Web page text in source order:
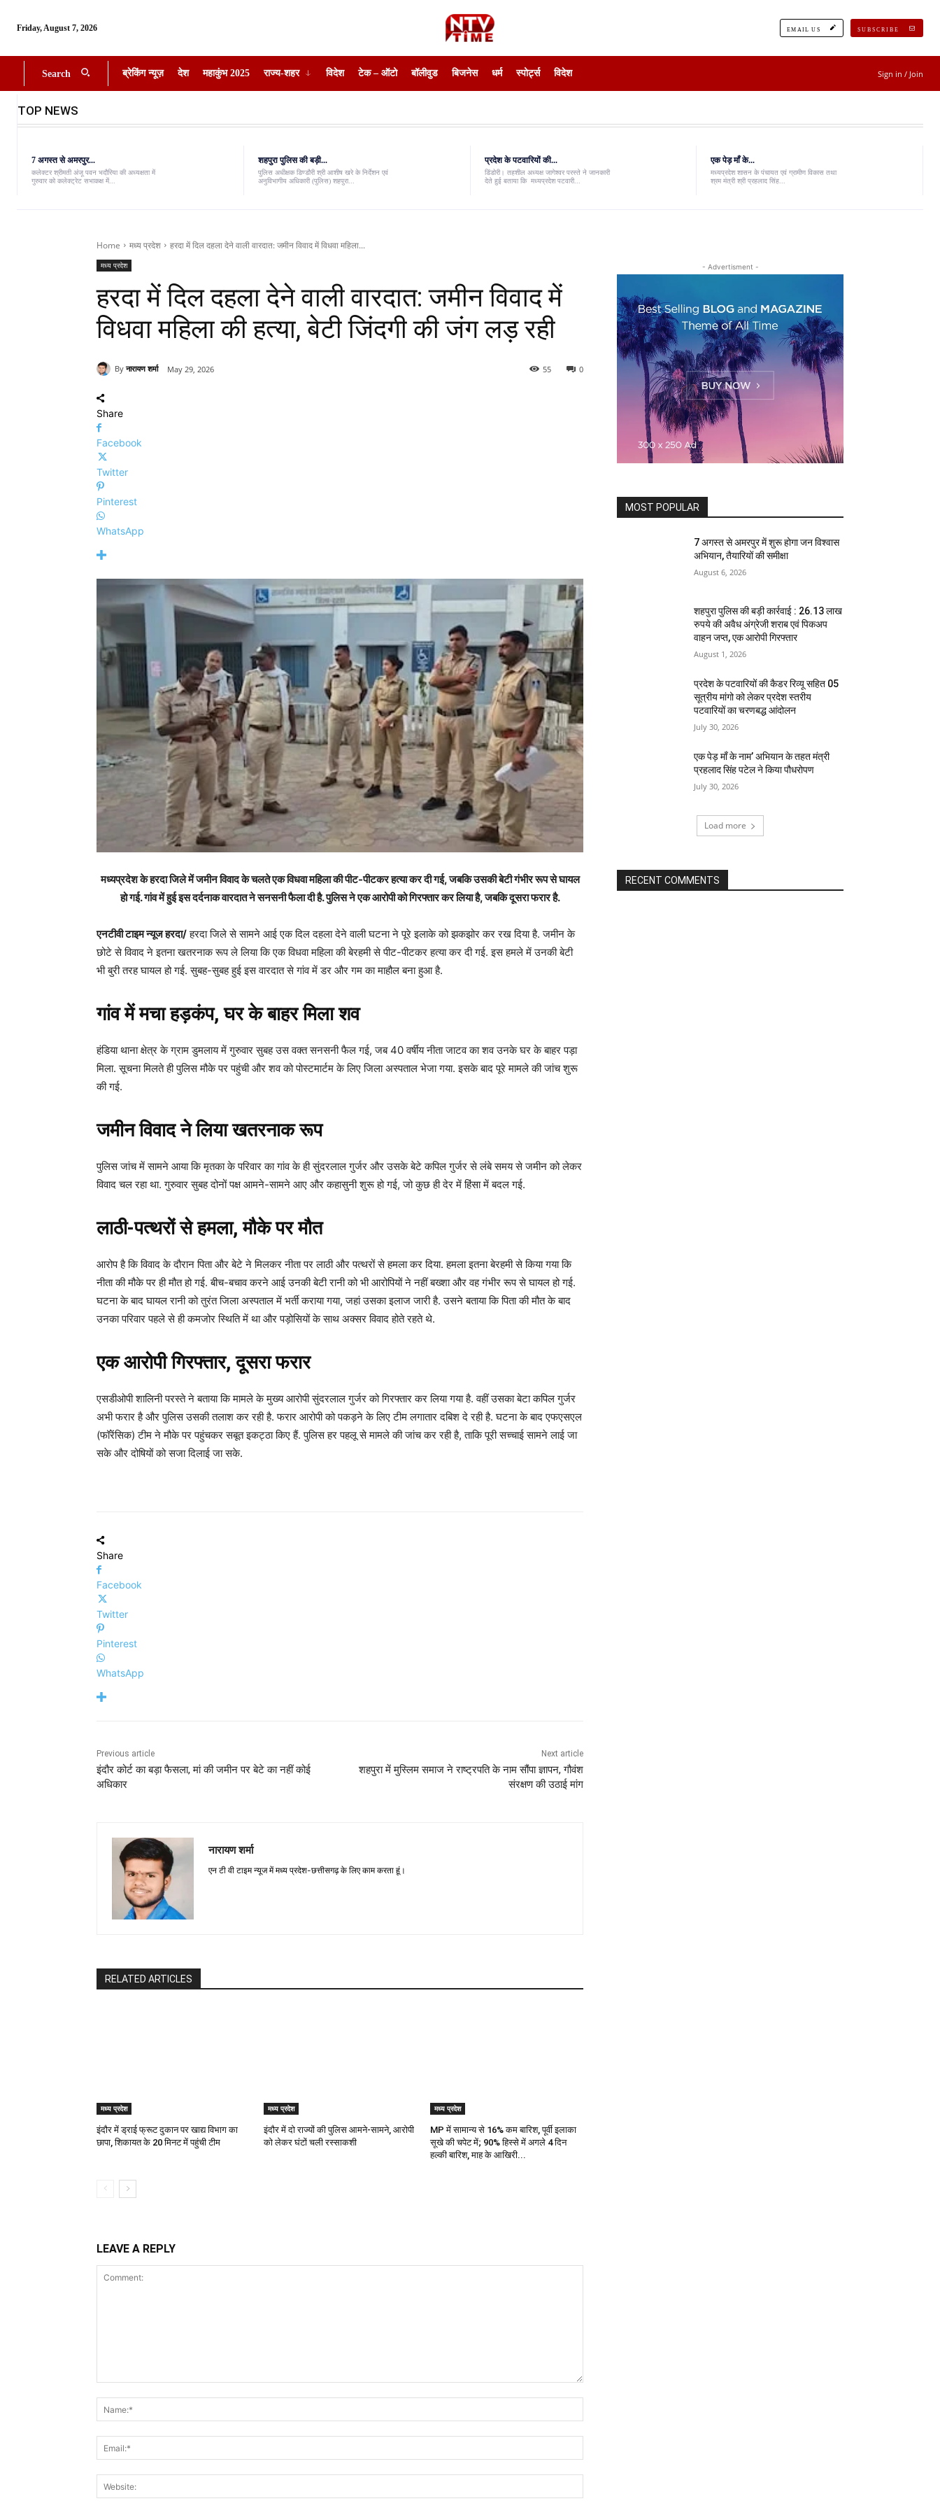
Friday, August 7, 2026 EMAIL US SUBSCRIBE
Search ब्रेकिंग न्यूज़ देश महाकुंभ 2025 राज्य-शहर विदेश टेक – ऑटो बॉलीवुड बिजनेस धर्म स्पोर्ट्स विदेश Sign in / Join
TOP NEWS
7 अगस्त से अमरपुर...
कलेक्टर श्रीमती अंजू पवन भदौरिया की अध्यक्षता में
गुरुवार को कलेक्ट्रेट सभाकक्ष में...
शहपुरा पुलिस की बड़ी...
पुलिस अधीक्षक डिण्डौरी श्री आशीष खरे के निर्देशन एवं
अनुविभागीय अधिकारी (पुलिस) शहपुरा...
प्रदेश के पटवारियों की...
डिंडोरी। तहशील अध्यक्ष जागेश्वर परस्ते ने जानकारी
देते हुई बताया कि मध्यप्रदेश पटवारी...
एक पेड़ माँ के...
मध्यप्रदेश शासन के पंचायत एवं ग्रामीण विकास तथा
श्रम मंत्री श्री प्रहलाद सिंह...
Home मध्य प्रदेश हरदा में दिल दहला देने वाली वारदात: जमीन विवाद में विधवा महिला...
मध्य प्रदेश
हरदा में दिल दहला देने वाली वारदात: जमीन विवाद में
विधवा महिला की हत्या, बेटी जिंदगी की जंग लड़ रही
By नारायण शर्मा May 29, 2026 0
55
Share
Facebook
Twitter
Pinterest
WhatsApp
मध्यप्रदेश के हरदा जिले में जमीन विवाद के चलते एक विधवा महिला की पीट-पीटकर हत्या कर दी गई, जबकि उसकी बेटी गंभीर रूप से घायल
हो गई. गांव में हुई इस दर्दनाक वारदात ने सनसनी फैला दी है. पुलिस ने एक आरोपी को गिरफ्तार कर लिया है, जबकि दूसरा फरार है.
एनटीवी टाइम न्यूज हरदा/हरदा जिले से सामने आई एक दिल दहला देने वाली घटना ने पूरे इलाके को झकझोर कर रख दिया है. जमीन के
छोटे से विवाद ने इतना खतरनाक रूप ले लिया कि एक विधवा महिला की बेरहमी से पीट-पीटकर हत्या कर दी गई. इस हमले में उनकी बेटी
भी बुरी तरह घायल हो गई. सुबह-सुबह हुई इस वारदात से गांव में डर और गम का माहौल बना हुआ है.
गांव में मचा हड़कंप, घर के बाहर मिला शव
हंडिया थाना क्षेत्र के ग्राम डुमलाय में गुरुवार सुबह उस वक्त सनसनी फैल गई, जब 40 वर्षीय नीता जाटव का शव उनके घर के बाहर पड़ा
मिला. सूचना मिलते ही पुलिस मौके पर पहुंची और शव को पोस्टमार्टम के लिए जिला अस्पताल भेजा गया. इसके बाद पूरे मामले की जांच शुरू
की गई.
जमीन विवाद ने लिया खतरनाक रूप
पुलिस जांच में सामने आया कि मृतका के परिवार का गांव के ही सुंदरलाल गुर्जर और उसके बेटे कपिल गुर्जर से लंबे समय से जमीन को लेकर
विवाद चल रहा था. गुरुवार सुबह दोनों पक्ष आमने-सामने आए और कहासुनी शुरू हो गई, जो कुछ ही देर में हिंसा में बदल गई.
लाठी-पत्थरों से हमला, मौके पर मौत
आरोप है कि विवाद के दौरान पिता और बेटे ने मिलकर नीता पर लाठी और पत्थरों से हमला कर दिया. हमला इतना बेरहमी से किया गया कि
नीता की मौके पर ही मौत हो गई. बीच-बचाव करने आई उनकी बेटी रानी को भी आरोपियों ने नहीं बख्शा और वह गंभीर रूप से घायल हो गई.
घटना के बाद घायल रानी को तुरंत जिला अस्पताल में भर्ती कराया गया, जहां उसका इलाज जारी है. उसने बताया कि पिता की मौत के बाद
उनका परिवार पहले से ही कमजोर स्थिति में था और पड़ोसियों के साथ अक्सर विवाद होते रहते थे.
एक आरोपी गिरफ्तार, दूसरा फरार
एसडीओपी शालिनी परस्ते ने बताया कि मामले के मुख्य आरोपी सुंदरलाल गुर्जर को गिरफ्तार कर लिया गया है. वहीं उसका बेटा कपिल गुर्जर
अभी फरार है और पुलिस उसकी तलाश कर रही है. फरार आरोपी को पकड़ने के लिए टीम लगातार दबिश दे रही है. घटना के बाद एफएसएल
(फॉरेंसिक) टीम ने मौके पर पहुंचकर सबूत इकट्ठा किए हैं. पुलिस हर पहलू से मामले की जांच कर रही है, ताकि पूरी सच्चाई सामने लाई जा
सके और दोषियों को सजा दिलाई जा सके.
Share
Facebook
Twitter
Pinterest
WhatsApp
Previous article
इंदौर कोर्ट का बड़ा फैसला, मां की जमीन पर बेटे का नहीं कोई
अधिकार
Next article
शहपुरा में मुस्लिम समाज ने राष्ट्रपति के नाम सौंपा ज्ञापन, गौवंश
संरक्षण की उठाई मांग
नारायण शर्मा
एन टी वी टाइम न्यूज में मध्य प्रदेश-छत्तीसगढ़ के लिए काम करता हूं।
RELATED ARTICLES
मध्य प्रदेश
इंदौर में ड्राई फ्रूट दुकान पर खाद्य विभाग का
छापा, शिकायत के 20 मिनट में पहुंची टीम
मध्य प्रदेश
इंदौर में दो राज्यों की पुलिस आमने-सामने, आरोपी
को लेकर घंटों चली रस्साकशी
मध्य प्रदेश
MP में सामान्य से 16% कम बारिश, पूर्वी इलाका
सूखे की चपेट में; 90% हिस्से में अगले 4 दिन
हल्की बारिश, माह के आखिरी...
LEAVE A REPLY
- Advertisment -
MOST POPULAR
7 अगस्त से अमरपुर में शुरू होगा जन विश्वास
अभियान, तैयारियों की समीक्षा
August 6, 2026
शहपुरा पुलिस की बड़ी कार्रवाई : 26.13 लाख
रुपये की अवैध अंग्रेजी शराब एवं पिकअप
वाहन जप्त, एक आरोपी गिरफ्तार
August 1, 2026
प्रदेश के पटवारियों की कैडर रिव्यू सहित 05
सूत्रीय मांगो को लेकर प्रदेश स्तरीय
पटवारियों का चरणबद्ध आंदोलन
July 30, 2026
एक पेड़ माँ के नाम’ अभियान के तहत मंत्री
प्रहलाद सिंह पटेल ने किया पौधरोपण
July 30, 2026
Load more
RECENT COMMENTS